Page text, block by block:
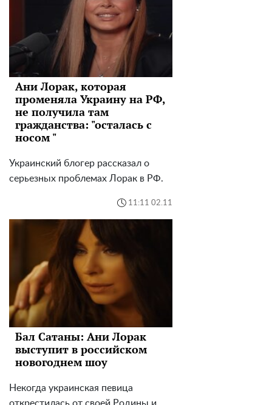
Ани Лорак, которая
променяла Украину на РФ,
не получила там
гражданства: "осталась с
носом "
Украинский блогер рассказал о
серьезных проблемах Лорак в РФ.
11:11 02.11
Бал Сатаны: Ани Лорак
выступит в российском
новогоднем шоу
Некогда украинская певица
открестилась от своей Родины и